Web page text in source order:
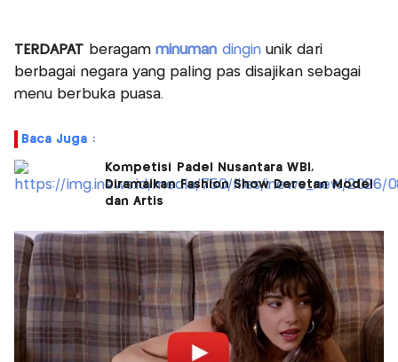
TERDAPAT beragamminuman dingin unik dari
berbagai negara yang paling pas disajikan sebagai
menu berbuka puasa.
Baca Juga :
Kompetisi Padel Nusantara WBI,
Diramaikan Fashion Show Deretan Model
dan Artis